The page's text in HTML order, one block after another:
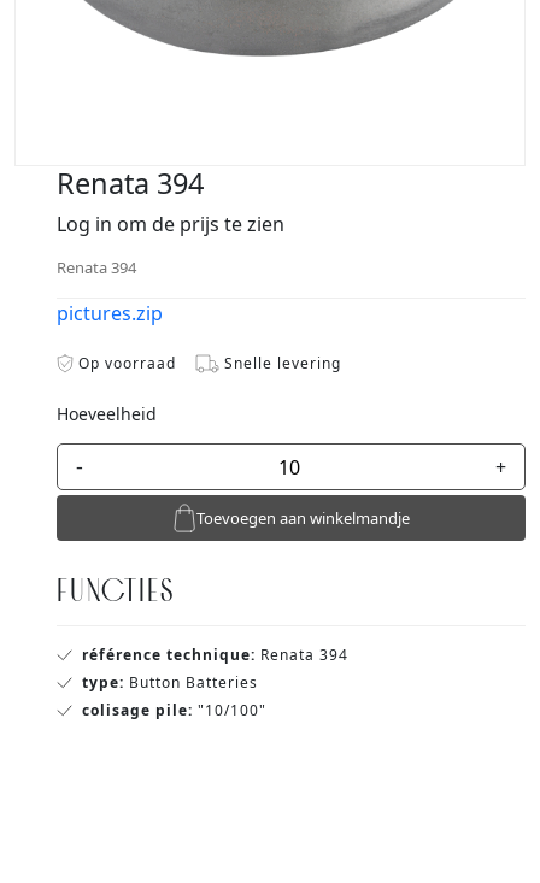
Renata 394
Log in om de prijs te zien
Renata 394
pictures.zip
Op voorraad Snelle levering
Hoeveelheid
- +
Toevoegen aan winkelmandje
FUNCTIES
référence technique: Renata 394
type: Button Batteries
colisage pile: "10/100"